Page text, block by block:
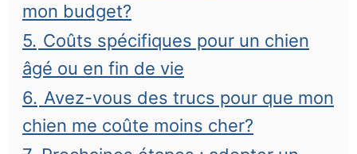
mon budget?
5. Coûts spécifiques pour un chien
âgé ou en fin de vie
6. Avez-vous des trucs pour que mon
chien me coûte moins cher?